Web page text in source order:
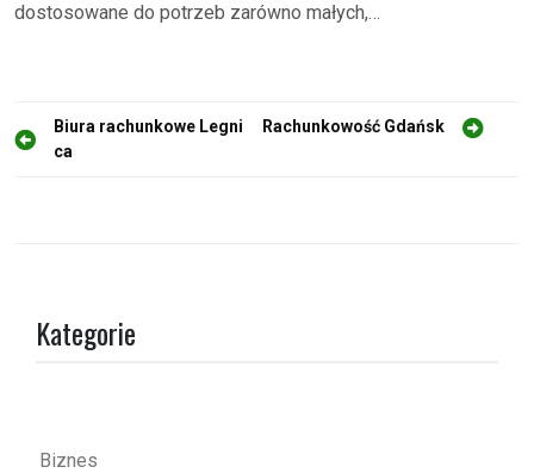
dostosowane do potrzeb zarówno małych,…
N
Biura rachunkowe Legni
ca
Rachunkowość Gdańsk
Kategorie
Biznes